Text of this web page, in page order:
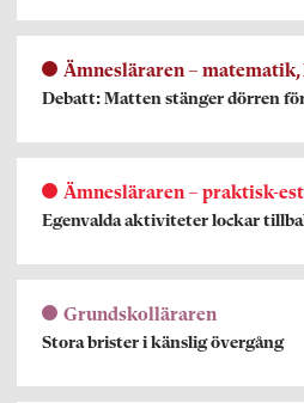
Ämnesläraren – matematik,
Debatt: Matten stänger dörren
Ämnesläraren – praktisk-
Egenvalda aktiviteter lockar
Grundskolläraren
Stora brister i känslig övergång